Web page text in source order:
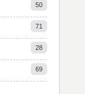
50
71
28
69